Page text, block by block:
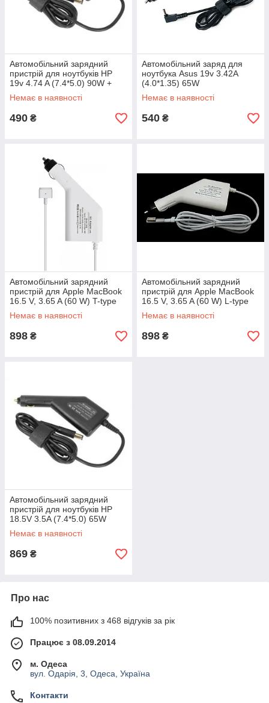
Інтернет-магазин товарів для дому
пропонує понад 1000 товарів у різних
домашнього та автомобільного
використання.
На всі зарядні пристрої поширюються
гарантійні умови. Всі прилади
обов'язково перевіряються перед
відправленням замовнику.
КОНСУЛЬТАТИВНА
тому можуть надати грамотну допомогу.
ЦІНОВА ПОЛІТИКА
Встановлюють низькі конкурентні ціни,
робимо мінімальні націнки. Надаємо
знижки на різні категорії товарів до 30%
Закази на сайті приймаються цілу добу.
Автомобільний зарядний
пристрій для ноутбуків HP
19v 4.74 A (7.4*5.0) 90W +
USB
Немає в наявності
490 ₴
Автомобільний заряд для
ноутбука Asus 19v 3.42A
(4.0*1.35) 65W
Немає в наявності
540 ₴
Автомобільний зарядний
пристрій для Apple MacBook
16.5 V, 3.65 A (60 W) T-type
Magsafe 2
Немає в наявності
898 ₴
Автомобільний зарядний
пристрій для Apple MacBook
16.5 V, 3.65 A (60 W) L-type
Magsafe 1
Немає в наявності
898 ₴
Автомобільний зарядний
пристрій для ноутбуків HP
18.5V 3.5A (7.4*5.0) 65W
Немає в наявності
869 ₴
Про нас
100% позитивних з 468 відгуків за рік
Працює з 08.09.2014
м. Одеса
вул. Одарія, 3, Одеса, Україна
Контакти